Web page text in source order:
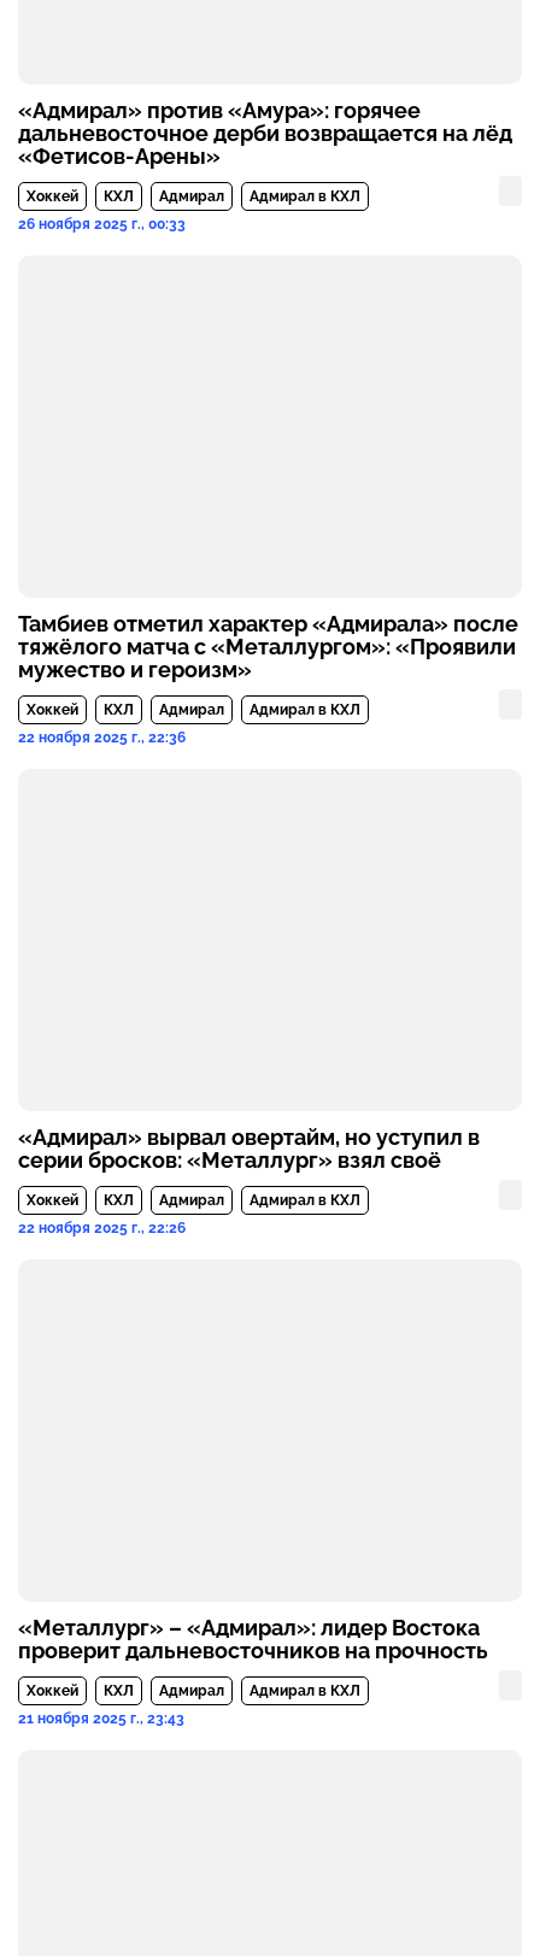
«Адмирал» против «Амура»: горячее
дальневосточное дерби возвращается на лёд
«Фетисов-Арены»
Хоккей КХЛ Адмирал
Адмирал в КХЛ
26 ноября 2025 г., 00:33
Тамбиев отметил характер «Адмирала» после
тяжёлого матча с «Металлургом»: «Проявили
мужество и героизм»
Хоккей КХЛ Адмирал
Адмирал в КХЛ
22 ноября 2025 г., 22:36
«Адмирал» вырвал овертайм, но уступил в
серии бросков: «Металлург» взял своё
Хоккей КХЛ Адмирал
Адмирал в КХЛ
22 ноября 2025 г., 22:26
«Металлург» – «Адмирал»: лидер Востока
проверит дальневосточников на прочность
Хоккей КХЛ Адмирал
Адмирал в КХЛ
21 ноября 2025 г., 23:43